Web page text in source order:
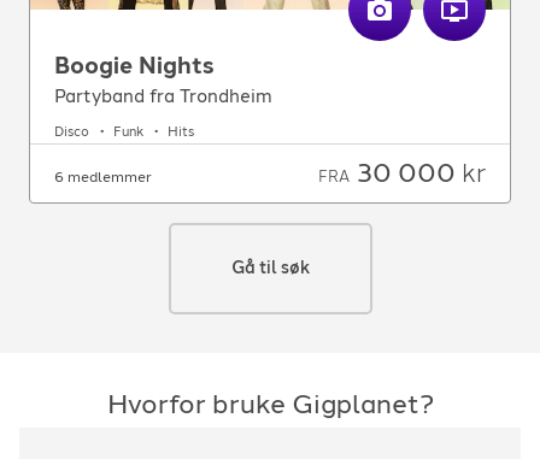
Boogie Nights
Partyband fra Trondheim
Disco Funk Hits
6 medlemmer FRA 30 000 kr
Gå til søk
Hvorfor bruke Gigplanet?